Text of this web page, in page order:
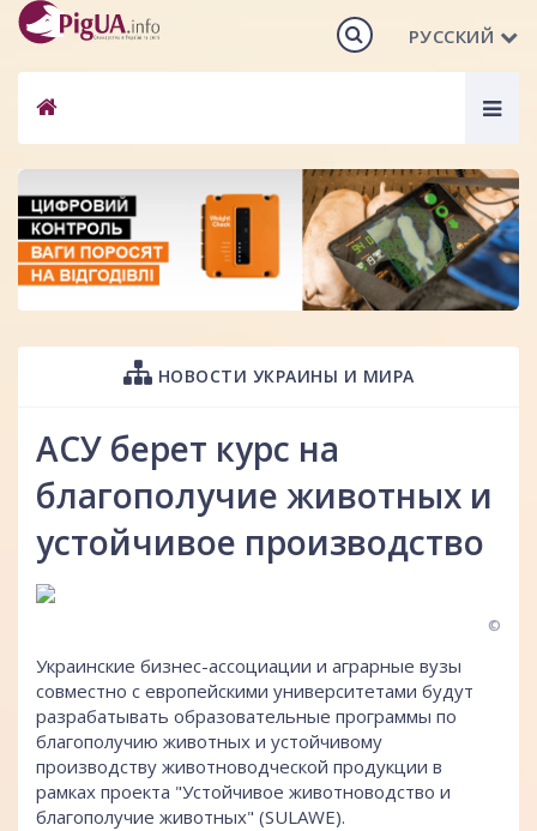
РУССКИЙ
НОВОСТИ УКРАИНЫ И МИРА
АСУ берет курс на
благополучие животных и
устойчивое производство
©
Украинские бизнес-ассоциации и аграрные вузы
совместно с европейскими университетами будут
разрабатывать образовательные программы по
благополучию животных и устойчивому
производству животноводческой продукции в
рамках проекта "Устойчивое животноводство и
благополучие животных" (SULAWE).